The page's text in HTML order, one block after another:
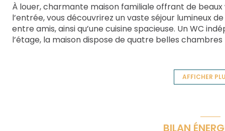
À louer, charmante maison familiale offrant de
l’entrée, vous découvrirez un vaste séjour lumineux
entre amis, ainsi qu’une cuisine spacieuse. Un WC
l’étage, la maison dispose de quatre belles
salle de bains ainsi qu’un second WC indépendant
attenant à la maison vient compléter ce bien, avec
apprécié des familles, avec une école située à
maison fonctionnelle et chaleureuse est idéale
AFFICHER
BILAN